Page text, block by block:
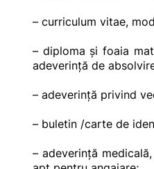
– curriculum vitae,
– diploma și foaia
adeverință de
– adeverinţă privind
– buletin /carte de
– adeverinţă